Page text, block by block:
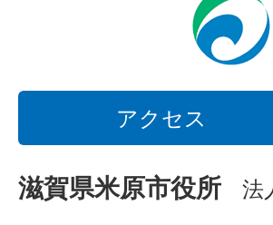
アクセス
滋賀県米原市役所 法